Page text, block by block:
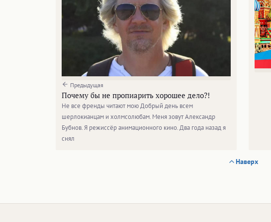
Предыдущая
Почему бы не пропиарить хорошее дело?!
Не все френды читают мою Добрый день всем
шерлокианцам и холмсолюбам. Меня зовут Александр
Бубнов. Я режиссёр анимационного кино. Два года назад я
снял
Наверх